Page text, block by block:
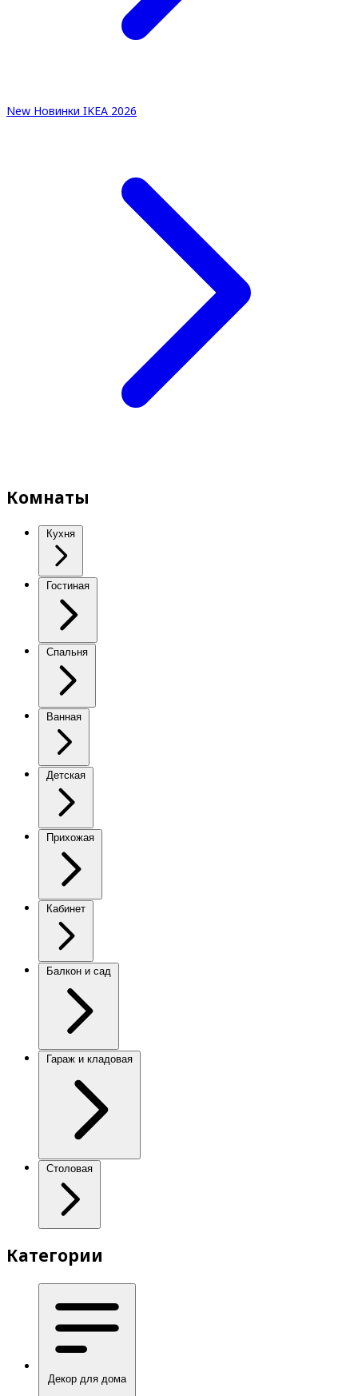
New Новинки IKEA 2026
Комнаты
Кухня
Гостиная
Спальня
Ванная
Детская
Прихожая
Кабинет
Балкон и сад
Гараж и кладовая
Столовая
Категории
Декор для дома